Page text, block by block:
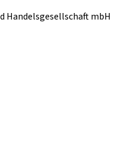
Handelsgesellschaft mbH